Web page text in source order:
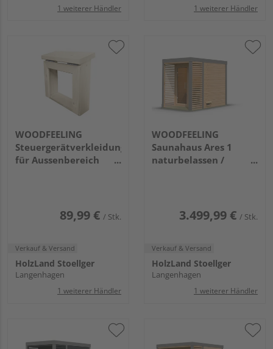
1 weiterer Händler 1 weiterer Händler
WOODFEELING
Steuergerätverkleidung
für Aussenbereich
89,99 € / Stk.
Verkauf & Versand
HolzLand Stoellger
Langenhagen
1 weiterer Händler
WOODFEELING
Saunahaus Ares 1
naturbelassen /
3.499,99 € / Stk.
Verkauf & Versand
HolzLand Stoellger
Langenhagen
1 weiterer Händler